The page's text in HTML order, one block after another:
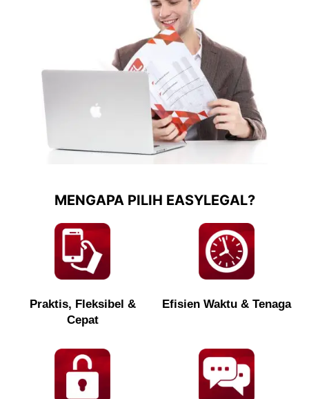
MENGAPA PILIH EASYLEGAL?
Praktis, Fleksibel &
Cepat
Efisien Waktu & Tenaga